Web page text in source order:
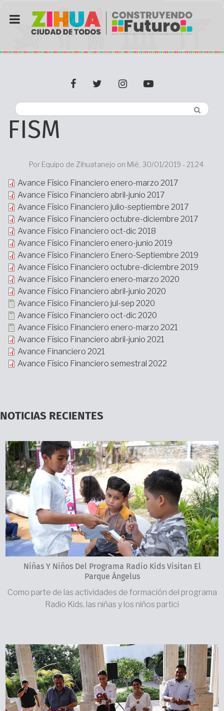
contenido
facebooktwitterInstagramyoutube
FISM
Por Equipo de Zihuatanejo on Mié, 30/01/2019 - 21:24
Archivo
Avance Físico Financiero enero-marzo 2017
Avance Físico Financiero abril-junio 2017
Avance Físico Financiero julio-septiembre 2017
Avance Físico Financiero octubre-diciembre 2017
Avance Físico Financiero oct-dic 2018
Avance Físico Financiero enero-junio 2019
Avance Físico Financiero Enero-Septiembre 2019
Avance Físico Financiero octubre-diciembre 2019
Avance Físico Financiero enero-marzo 2020
Avance Físico Financiero abril-junio 2020
Avance Físico Financiero jul-sep 2020
Avance Físico Financiero oct-dic 2020
Avance Físico Financiero enero-marzo 2021
Avance Físico Financiero abril-junio 2021
Avance Financiero 2021
Avance Físico Financiero semestral 2022
NOTICIAS RECIENTES
Niñas Y Niños Del Programa Radio Kids Visitan El
Parque Ángelus
Como parte de las actividades de formación del programa
Radio Kids, las niñas y los niños partici